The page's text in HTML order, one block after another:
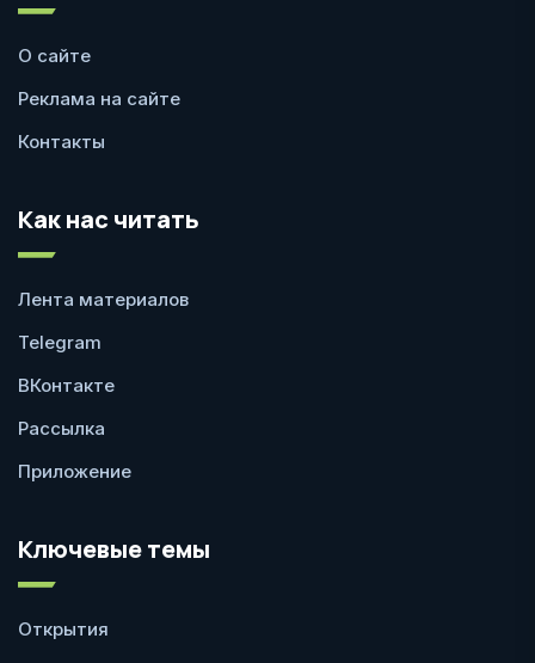
О сайте
Реклама на сайте
Контакты
Как нас читать
Лента материалов
Telegram
ВКонтакте
Рассылка
Приложение
Ключевые темы
Открытия